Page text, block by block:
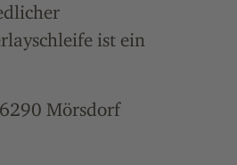
ist ein
Mörsdorf